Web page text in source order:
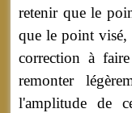
retenir que le
que le point visé,
correction à
remonter
l'amplitude de